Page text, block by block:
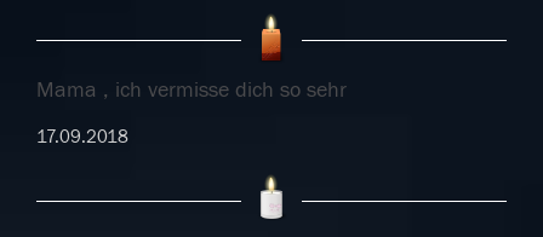
Mama , ich vermisse dich so sehr
17.09.2018